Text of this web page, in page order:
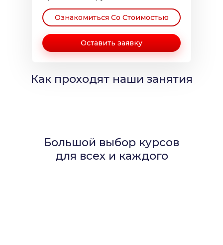
Ознакомиться Со Стоимостью
Оставить заявку
Как проходят наши занятия
Большой выбор курсов
для всех и каждого